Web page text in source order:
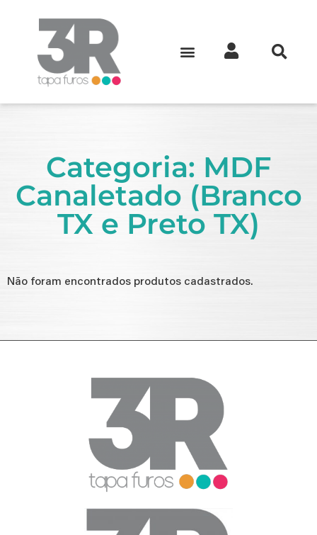
Categoria: MDF
Canaletado (Branco
TX e Preto TX)
Não foram encontrados produtos cadastrados.